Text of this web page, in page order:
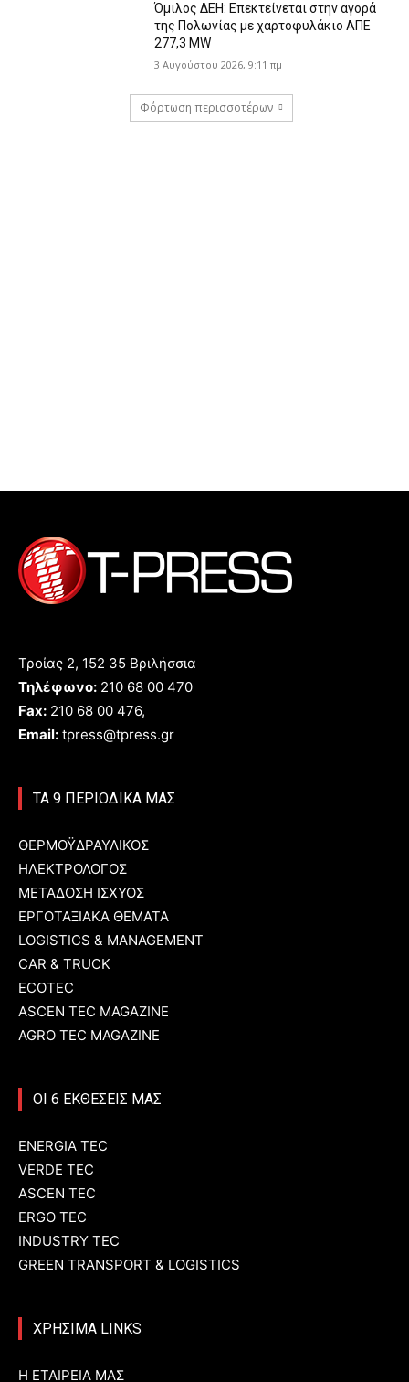
Όμιλος ΔΕΗ: Επεκτείνεται στην αγορά
της Πολωνίας με χαρτοφυλάκιο ΑΠΕ
277,3 MW
3 Αυγούστου 2026, 9:11 πμ
Φόρτωση περισσοτέρων
Τροίας 2, 152 35 Βριλήσσια
Τηλέφωνο: 210 68 00 470
Fax: 210 68 00 476,
Email: tpress@tpress.gr
ΤΑ 9 ΠΕΡΙΟΔΙΚΑ ΜΑΣ
ΘΕΡΜΟΫΔΡΑΥΛΙΚΟΣ
ΗΛΕΚΤΡΟΛΟΓΟΣ
ΜΕΤΑΔΟΣΗ ΙΣΧΥΟΣ
ΕΡΓΟΤΑΞΙΑΚΑ ΘΕΜΑΤΑ
LOGISTICS & MANAGEMENT
CAR & TRUCK
ECOTEC
ASCEN TEC MAGAZINE
AGRO TEC MAGAZINE
ΟΙ 6 ΕΚΘΕΣΕΙΣ ΜΑΣ
ENERGIA TEC
VERDE TEC
ASCEN TEC
ERGO TEC
INDUSTRY TEC
GREEN TRANSPORT & LOGISTICS
ΧΡΗΣΙΜΑ LINKS
Η ΕΤΑΙΡΕΙΑ ΜΑΣ